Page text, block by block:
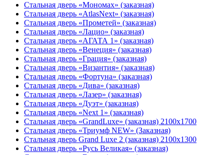
Стальная дверь «Мономах» (заказная)
Стальная дверь «AtlasNext» (заказная)
Стальная дверь «Прометей» (заказная)
Стальная дверь «Лацио» (заказная)
Стальная дверь «АГАТА 1» (заказная)
Стальная дверь «Венеция» (заказная)
Стальная дверь «Гpация» (заказная)
Стальная дверь «Византия» (заказная)
Стальная дверь «Фортуна» (заказная)
Стальная дверь «Дива» (заказная)
Стальная дверь «Лазер» (заказная)
Стальная дверь «Дуэт» (заказная)
Стальная дверь «Next 1» (заказная)
Стальная дверь «GrandLuxe» (заказная) 2100х1700
Стальная дверь «Триумф NEW» (Заказная)
Стальная дверь Grand Luxe 2 (заказная) 2100х1300
Стальная дверь «Русь Великая» (заказная)